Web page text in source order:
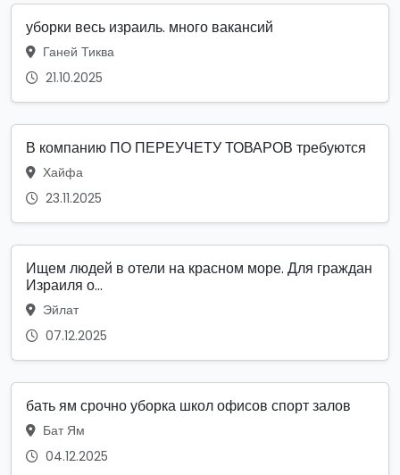
уборки весь израиль. много вакансий
Ганей Тиква
21.10.2025
В компанию ПО ПЕРЕУЧЕТУ ТОВАРОВ требуются
Хайфа
23.11.2025
Ищем людей в отели на красном море. Для граждан
Израиля о...
Эйлат
07.12.2025
бать ям срочно уборка школ офисов спорт залов
Бат Ям
04.12.2025